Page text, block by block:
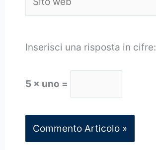
web
Inserisci una risposta in cifre:
5 × uno =